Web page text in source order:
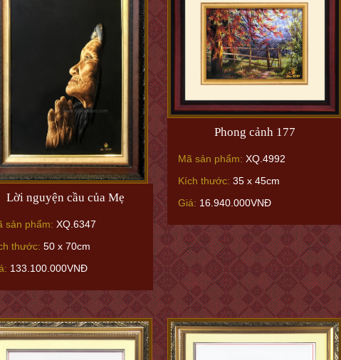
Lời nguyện cầu của Mẹ
sản phẩm: XQ.6347
thước: 50 x 70cm
133.100.000VNĐ
Phong cảnh 177
Mã sản phẩm: XQ.4992
Kích thước: 35 x 45cm
Giá: 16.940.000VNĐ